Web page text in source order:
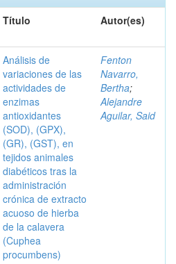
Título Autor(es)
Análisis de
variaciones de las
actividades de
enzimas
antioxidantes
(SOD), (GPX),
(GR), (GST), en
tejidos animales
diabéticos tras la
administración
crónica de extracto
acuoso de hierba
de la calavera
(Cuphea
procumbens)
Fenton
Navarro,
Bertha;
Alejandre
Aguilar, Said